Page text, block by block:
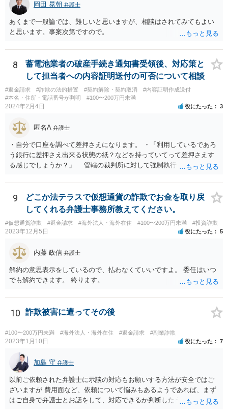
岡田 晃朝 弁護士
あくまで一般論では、難しいと思いますが、相談はされてみてもよい
と思います。事案次第ですので。
8
蓄電池業者の破産手続き通知書受領後、対応策と
して担当者への内容証明送付の可否について相談
#返金請求 #詐欺の法的措置 #契約解除・契約取消
#内容証明作成送付
#本名・住所・電話番号が判明
#100〜200万円未満
2024年2月4日 役にたった 3
匿名A 弁護士
・自分で口座を調べて差押さえになります。 ・「利用しているであろ
う銀行に差押さえ出来る状態の紙？などを持っていてって差押さえす
る感じでしょうか？」 管轄の裁判所に対して強制執行を申し立てる
係で、法的手続きに乗せるのはあまりおすすめできません。 任意交渉
での回収を検討すべきだと思われます。ご自身で難しい場合は、費用
負担を踏まえたうえでということにはなりますが、弁護士に助力を得
ることをお考え下さい。
9
どこか法テラスで仮想通貨の詐欺でお金を取り戻
してくれる弁護士事務所教えてください。
#仮想通貨詐欺 #返金請求 #海外法人・海外在住 #100〜200万円未満 #投資詐欺
2023年12月5日 役にたった 5
内藤 政信 弁護士
解約の意思表示をしているので、払わなくていいですよ。 委任はいつ
でも解約できます。 終ります。
10 詐欺被害に遭ってその後
#100〜200万円未満 #海外法人・海外在住 #返金請求 #副業詐欺
2023年1月10日 役にたった 7
加島 守 弁護士
以前ご依頼された弁護士に示談の対応もお願いする方法が安全ではご
ざいますが 費用面など、依頼について悩みもあるようであれば、まず
はご自身で弁護士とお話をして、対応できるか判断したうえで、 弁護